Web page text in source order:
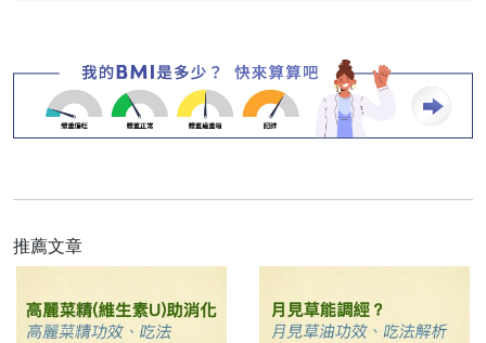
推薦文章